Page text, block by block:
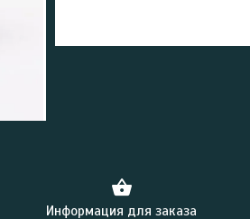
Информация для заказа